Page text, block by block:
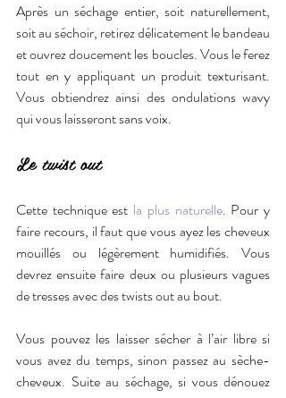
Après un séchage entier, soit naturellement,
soit au séchoir, retirez délicatement le bandeau
et ouvrez doucement les boucles. Vous le ferez
tout en y appliquant un produit texturisant.
Vous obtiendrez ainsi des ondulations wavy
qui vous laisseront sans voix.
Le twist out
Cette technique est la plus naturelle. Pour y
faire recours, il faut que vous ayez les cheveux
mouillés ou légèrement humidifiés. Vous
devrez ensuite faire deux ou plusieurs vagues
de tresses avec des twists out au bout.
Vous pouvez les laisser sécher à l’air libre si
vous avez du temps, sinon passez au sèche-
cheveux. Suite au séchage, si vous dénouez